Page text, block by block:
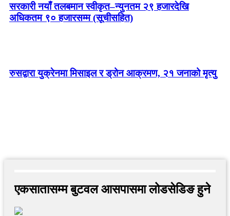
सरकारी नयाँ तलबमान स्वीकृत–न्युनतम २९ हजारदेखि
अधिकतम ९० हजारसम्म (सूचीसहित)
रुसद्वारा युक्रेनमा मिसाइल र ड्रोन आक्रमण, २१ जनाको मृत्यु
एकसातासम्म बुटवल आसपासमा लोडसेडिङ हुने